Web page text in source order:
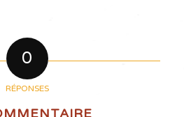
0
RÉPONSES